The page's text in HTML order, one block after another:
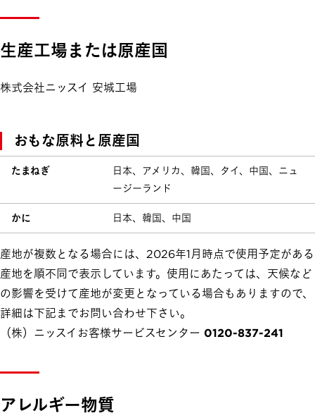
生産工場または原産国
株式会社ニッスイ 安城工場
おもな原料と原産国
たまねぎ
日本、アメリカ、韓国、タイ、中国、ニュ
ージーランド
かに 日本、韓国、中国
産地が複数となる場合には、2026年1月時点で使用予定がある
産地を順不同で表示しています。使用にあたっては、天候など
の影響を受けて産地が変更となっている場合もありますので、
詳細は下記までお問い合わせ下さい。
（株）ニッスイお客様サービスセンター 0120-837-241
アレルギー物質